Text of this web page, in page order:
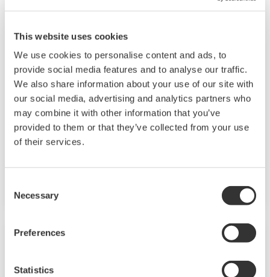
This website uses cookies
We use cookies to personalise content and ads, to
provide social media features and to analyse our traffic.
We also share information about your use of our site with
our social media, advertising and analytics partners who
may combine it with other information that you’ve
provided to them or that they’ve collected from your use
of their services.
Selection
Necessary
Preferences
Statistics
UP55A – недавно выпущенный
программный контроллер размером 1/4
DIN, имеющий возможность написания до
30 шаблонов программ, и одновременный
контроль за 8 событиями PV, 16
последовательности релейно-контактной